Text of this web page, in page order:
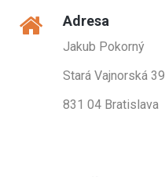
Adresa
Jakub Pokorný
Stará Vajnorská 39
831 04 Bratislava